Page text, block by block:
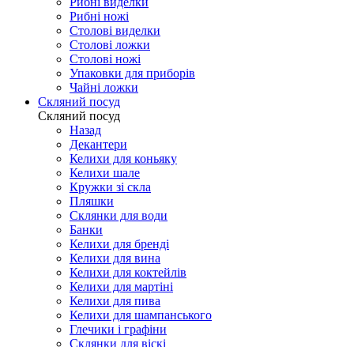
Рибні ножі
Столові виделки
Столові ложки
Столові ножі
Упаковки для приборів
Чайні ложки
Скляний посуд
Скляний посуд
Назад
Декантери
Келихи для коньяку
Келихи шале
Кружки зі скла
Пляшки
Склянки для води
Банки
Келихи для бренді
Келихи для вина
Келихи для коктейлів
Келихи для мартіні
Келихи для пива
Келихи для шампанського
Глечики і графіни
Склянки для віскі